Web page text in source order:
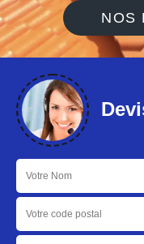
NOS